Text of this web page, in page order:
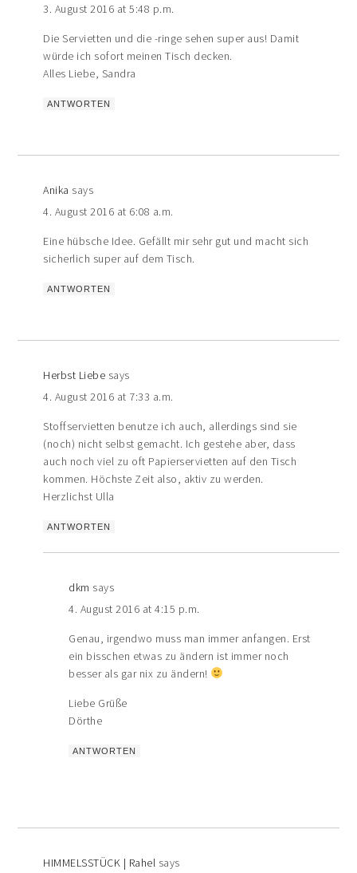
3. August 2016 at 5:48 p.m.
Die Servietten und die -ringe sehen super aus! Damit
würde ich sofort meinen Tisch decken.
Alles Liebe, Sandra
ANTWORTEN
Anika says
4. August 2016 at 6:08 a.m.
Eine hübsche Idee. Gefällt mir sehr gut und macht sich
sicherlich super auf dem Tisch.
ANTWORTEN
Herbst Liebe says
4. August 2016 at 7:33 a.m.
Stoffservietten benutze ich auch, allerdings sind sie
(noch) nicht selbst gemacht. Ich gestehe aber, dass
auch noch viel zu oft Papierservietten auf den Tisch
kommen. Höchste Zeit also, aktiv zu werden.
Herzlichst Ulla
ANTWORTEN
dkm says
4. August 2016 at 4:15 p.m.
Genau, irgendwo muss man immer anfangen. Erst
ein bisschen etwas zu ändern ist immer noch
besser als gar nix zu ändern!
Liebe Grüße
Dörthe
ANTWORTEN
HIMMELSSTÜCK | Rahel says